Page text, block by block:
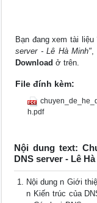
Bạn đang xem tài liệu
server - Lê Hà Minh",
Download ở trên.
File đính kèm:
h.pdf
Nội dung text:
DNS server - Lê
Nội dung n Giới
n Kiến trúc của